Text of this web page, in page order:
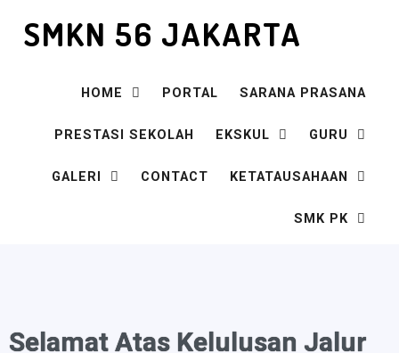
SMKN 56 JAKARTA
HOME PORTAL SARANA PRASANA
PRESTASI SEKOLAH EKSKUL GURU
GALERI CONTACT KETATAUSAHAAN
SMK PK
Selamat Atas Kelulusan Jalur